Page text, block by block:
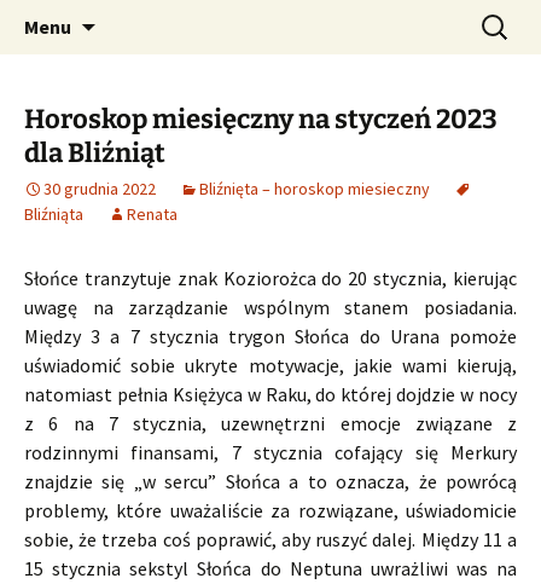
CzaroMarowy horoskop
dzienny, miesięczny i
tygodniowy
Profesjonalne przepowiednie astrologiczne
Menu Szukaj:
Horoskop miesięczny na styczeń 2023
dla Bliźniąt
30 grudnia 2022
Bliźnięta – horoskop miesieczny
Bliźniąta
Renata
Słońce tranzytuje znak Koziorożca do 20 stycznia, kierując
uwagę na zarządzanie wspólnym stanem posiadania.
Między 3 a 7 stycznia trygon Słońca do Urana pomoże
uświadomić sobie ukryte motywacje, jakie wami kierują,
natomiast pełnia Księżyca w Raku, do której dojdzie w nocy
z 6 na 7 stycznia, uzewnętrzni emocje związane z
rodzinnymi finansami, 7 stycznia cofający się Merkury
znajdzie się „w sercu” Słońca a to oznacza, że powrócą
problemy, które uważaliście za rozwiązane, uświadomicie
sobie, że trzeba coś poprawić, aby ruszyć dalej. Między 11 a
15 stycznia sekstyl Słońca do Neptuna uwrażliwi was na